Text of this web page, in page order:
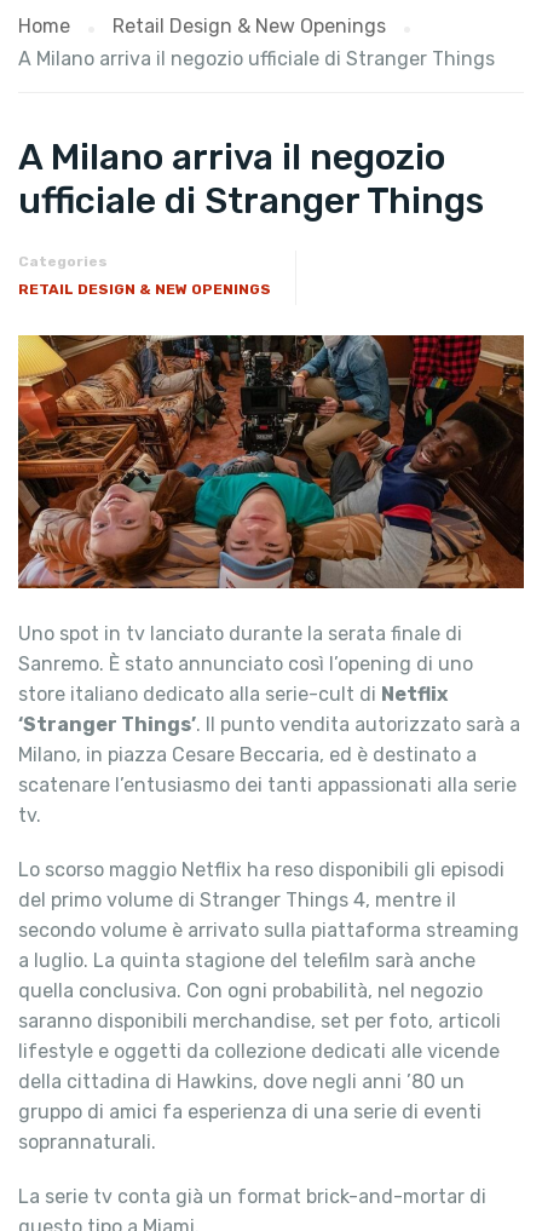
Home
Retail Design & New Openings
A Milano arriva il negozio ufficiale di Stranger Things
A Milano arriva il negozio
ufficiale di Stranger Things
Categories
RETAIL DESIGN & NEW OPENINGS
Uno spot in tv lanciato durante la serata finale di
Sanremo. È stato annunciato così l’opening di uno
store italiano dedicato alla serie-cult di Netflix
‘Stranger Things’. Il punto vendita autorizzato sarà a
Milano, in piazza Cesare Beccaria, ed è destinato a
scatenare l’entusiasmo dei tanti appassionati alla serie
tv.
Lo scorso maggio Netflix ha reso disponibili gli episodi
del primo volume di Stranger Things 4, mentre il
secondo volume è arrivato sulla piattaforma streaming
a luglio. La quinta stagione del telefilm sarà anche
quella conclusiva. Con ogni probabilità, nel negozio
saranno disponibili merchandise, set per foto, articoli
lifestyle e oggetti da collezione dedicati alle vicende
della cittadina di Hawkins, dove negli anni ’80 un
gruppo di amici fa esperienza di una serie di eventi
soprannaturali.
La serie tv conta già un format brick-and-mortar di